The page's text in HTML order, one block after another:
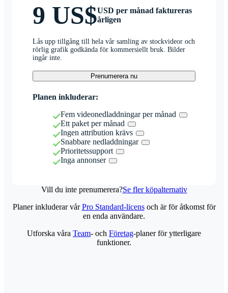
9 US$USD per månad faktureras
årligen
Lås upp tillgång till hela vår samling av stockvideor och
rörlig grafik godkända för kommersiellt bruk. Bilder
ingår inte.
Prenumerera nu
Planen inkluderar:
Fem videonedladdningar per månad
Ett paket per månad
Ingen attribution krävs
Snabbare nedladdningar
Prioritetssupport
Inga annonser
Vill du inte prenumerera?Se fler köpalternativ
Planer inkluderar vårPro Standard-licensoch är för åtkomst för
en enda användare.
Utforska våra Team- och Företag-planer för ytterligare
funktioner.